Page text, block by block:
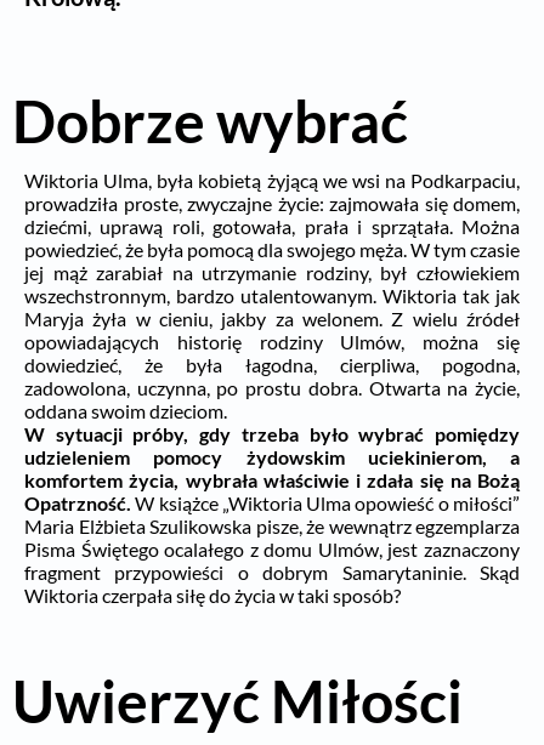
Dobrze wybrać
Wiktoria Ulma, była kobietą żyjącą we wsi na Podkarpaciu,
prowadziła proste, zwyczajne życie: zajmowała się domem,
dziećmi, uprawą roli, gotowała, prała i sprzątała. Można
powiedzieć, że była pomocą dla swojego męża. W tym czasie
jej mąż zarabiał na utrzymanie rodziny, był człowiekiem
wszechstronnym, bardzo utalentowanym. Wiktoria tak jak
Maryja żyła w cieniu, jakby za welonem. Z wielu źródeł
opowiadających historię rodziny Ulmów, można się
dowiedzieć, że była łagodna, cierpliwa, pogodna,
zadowolona, uczynna, po prostu dobra. Otwarta na życie,
oddana swoim dzieciom.
W sytuacji próby, gdy trzeba było wybrać pomiędzy
udzieleniem pomocy żydowskim uciekinierom, a
komfortem życia, wybrała właściwie i zdała się na Bożą
Opatrzność. W książce „Wiktoria Ulma opowieść o miłości”
Maria Elżbieta Szulikowska pisze, że wewnątrz egzemplarza
Pisma Świętego ocalałego z domu Ulmów, jest zaznaczony
fragment przypowieści o dobrym Samarytaninie. Skąd
Wiktoria czerpała siłę do życia w taki sposób?
Uwierzyć Miłości